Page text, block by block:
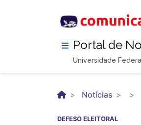
Portal de
Universidade
Notícias
DEFESO ELEITORAL